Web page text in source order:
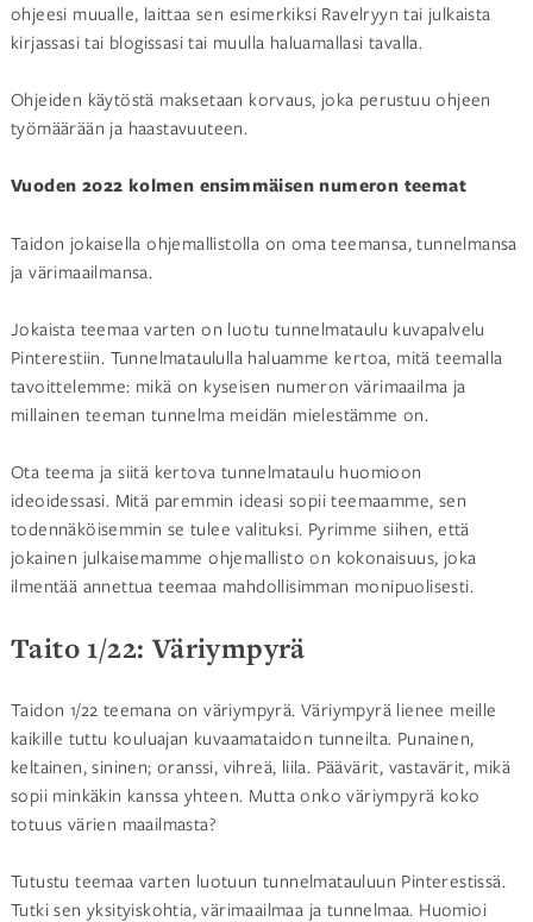
ohjeesi muualle, laittaa sen esimerkiksi Ravelryyn tai julkaista
kirjassasi tai blogissasi tai muulla haluamallasi tavalla.
Ohjeiden käytöstä maksetaan korvaus, joka perustuu ohjeen
työmäärään ja haastavuuteen.
Vuoden 2022 kolmen ensimmäisen numeron teemat
Taidon jokaisella ohjemallistolla on oma teemansa, tunnelmansa
ja värimaailmansa.
Jokaista teemaa varten on luotu tunnelmataulu kuvapalvelu
Pinterestiin. Tunnelmataululla haluamme kertoa, mitä teemalla
tavoittelemme: mikä on kyseisen numeron värimaailma ja
millainen teeman tunnelma meidän mielestämme on.
Ota teema ja siitä kertova tunnelmataulu huomioon
ideoidessasi. Mitä paremmin ideasi sopii teemaamme, sen
todennäköisemmin se tulee valituksi. Pyrimme siihen, että
jokainen julkaisemamme ohjemallisto on kokonaisuus, joka
ilmentää annettua teemaa mahdollisimman monipuolisesti.
Taito 1/22: Väriympyrä
Taidon 1/22 teemana on väriympyrä. Väriympyrä lienee meille
kaikille tuttu kouluajan kuvaamataidon tunneilta. Punainen,
keltainen, sininen; oranssi, vihreä, liila. Päävärit, vastavärit, mikä
sopii minkäkin kanssa yhteen. Mutta onko väriympyrä koko
totuus värien maailmasta?
Tutustu teemaa varten luotuun tunnelmatauluun Pinterestissä.
Tutki sen yksityiskohtia, värimaailmaa ja tunnelmaa. Huomioi